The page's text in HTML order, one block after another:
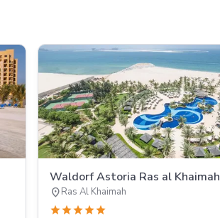
Waldorf Astoria Ras al Khaimah
location_onRas Al Khaimah
starstarstarstarstar